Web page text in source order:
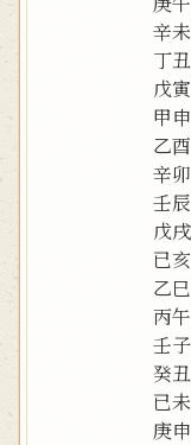
辛未
丁丑
戊寅
甲申
乙酉
辛卯
壬辰
戊戌
已亥
乙巳
丙午
壬子
癸丑
已未
庚申